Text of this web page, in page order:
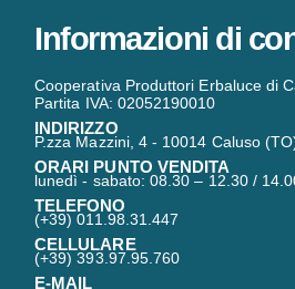
Informazioni di
Cooperativa Produttori Erbaluce di
Partita IVA: 02052190010
INDIRIZZO
P.zza Mazzini, 4 - 10014 Caluso
ORARI PUNTO VENDITA
lunedì - sabato: 08.30 – 12.30 /
TELEFONO
(+39) 011.98.31.447
CELLULARE
(+39) 393.97.95.760
E-MAIL